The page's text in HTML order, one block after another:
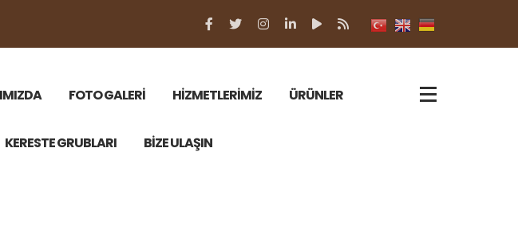
FOTO GALERİ HİZMETLERİMİZ ÜRÜNLER
KERESTE GRUBLARI BİZE ULAŞIN